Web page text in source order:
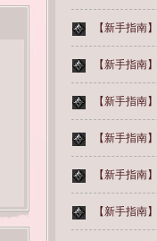
【新手指南】
【新手指南】
【新手指南】
【新手指南】
【新手指南】
【新手指南】